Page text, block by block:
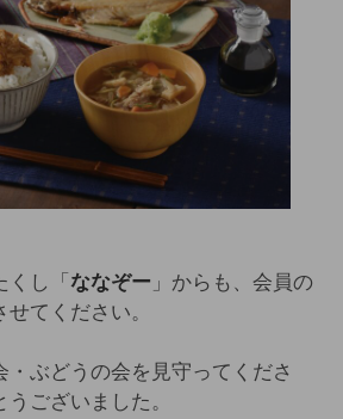
し「 ななぞー 」からも、会員の
てください。
・ぶどうの会を見守ってくださ
ございました。